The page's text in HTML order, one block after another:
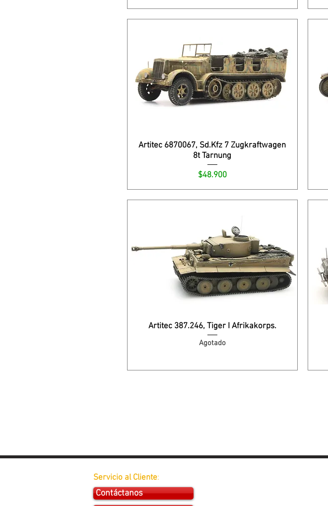
Artitec 6870067, Sd.Kfz 7 Zugkraftwagen
8t Tarnung
Precio
$48.900
Artitec 387.246, Tiger I Afrikakorps.
Agotado
Servicio al Cliente:
Contáctanos